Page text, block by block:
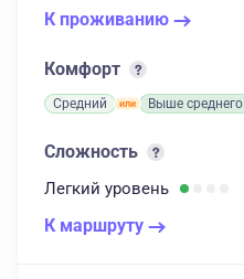
К проживанию
Комфорт
Средний Выше среднего
Сложность
Легкий уровень
К маршруту